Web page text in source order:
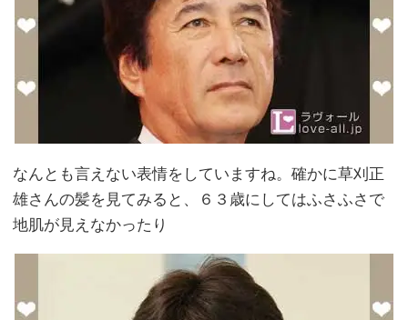
なんとも言えない表情をしていますね。確かに草刈正
雄さんの髪を見てみると、６３歳にしてはふさふさで
地肌が見えなかったり